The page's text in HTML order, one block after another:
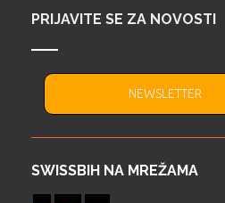
PRIJAVITE SE ZA NOVOSTI
NEWSLETTER
SWISSBIH NA MREŽAMA